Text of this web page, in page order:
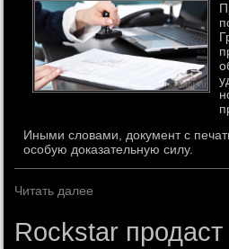
Иными словами, документ с
особую доказательную силу.
Читать далее
Rockstar